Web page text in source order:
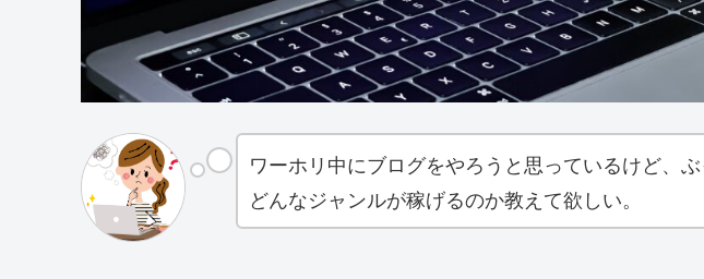
ワーホリ中にブログをやろうと思っているけど、
どんなジャンルが稼げるのか教えて欲しい。